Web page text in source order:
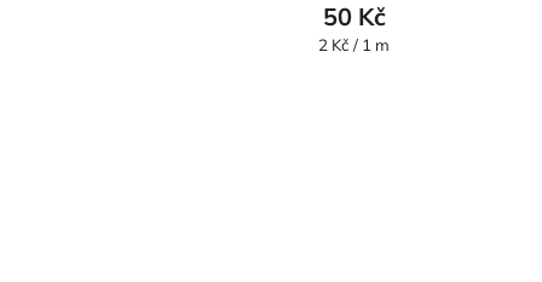
50 Kč
Měrná
2 Kč / 1 m